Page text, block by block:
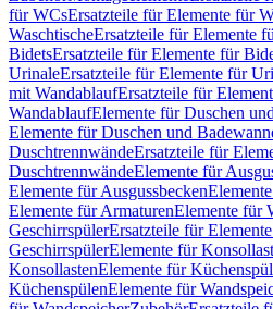
für WCsErsatzteile für Elemente für
WaschtischeErsatzteile für Elemente
BidetsErsatzteile für Elemente für
UrinaleErsatzteile für Elemente für
mit WandablaufErsatzteile für
WandablaufElemente für Duschen
Elemente für Duschen und
DuschtrennwändeErsatzteile für
DuschtrennwändeElemente für
Elemente für Ausgussbecken
Elemente für ArmaturenElemente für
GeschirrspülerErsatzteile für
GeschirrspülerElemente für
KonsollastenElemente für
KüchenspülenElemente für